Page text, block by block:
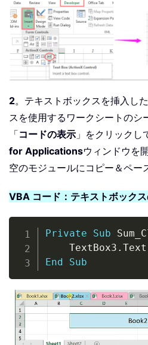
2。テキストボックスを挿入し
スを使用するワークシートのシ
「コードの表示 」をクリックし
for Applicationsウィンドウを
空のモジュールにコピー＆ペー
VBA コード：テキストボックス
Private Sub
    TextBox3
. Text
End
Sub